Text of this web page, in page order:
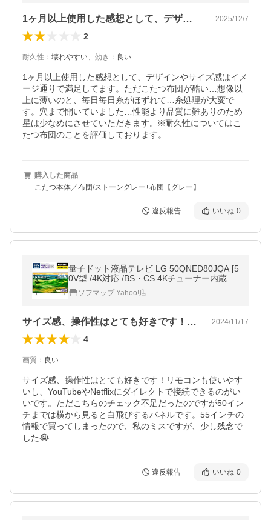
1ヶ月以上使用した感想として、デザイン… 2025/12/7
2
耐久性 ： 壊れやすい、 効き ： 良い
1ヶ月以上使用した感想として、デザインやサイズ感はイメ
ージ通りで満足してます。ただこたつ布団が酷い…想像以
上に薄いのと、毎日毎日糸がほずれて…糸処理が大変で
す。穴まで開いていました…性能より品質に難ありのため
星は少なめにさせていただきます。※耐久性についてはこ
たつ布団のことを評価しております。
購入した商品
こたつ本体／布団/ストーングレー+布団【グレー】
違反報告 いいね 0
量子ドット液晶テレビ LG 50QNED80JQA [5
0V型 /4K対応 /BS・CS 4Kチューナー内蔵 /Y
ouTube対応 /Bluetooth対応]【外箱不良品】
【お届け日時指定不可】
ソフマップ Yahoo!店
サイズ感、操作性はとても好きです！リモ… 2024/11/17
4
画質 ： 良い
サイズ感、操作性はとても好きです！リモコンも使いやす
いし、YouTubeやNetflixにダイレクトで接続できるのがい
いです。ただこちらのチェック不足だったのですが50イン
チまでは横から見ると白飛びするパネルです。55インチの
情報で買ってしまったので、私のミスですが、少し残念で
した😭
違反報告 いいね 0